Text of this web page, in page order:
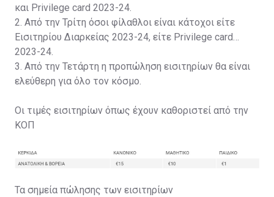
και Privilege card 2023-24.
2. Από την Τρίτη όσοι φίλαθλοι είναι κάτοχοι είτε
Εισιτηρίου Διαρκείας 2023-24, είτε Privilege card
2023-24.
3. Από την Τετάρτη η προπώληση εισιτηρίων θα είναι
ελεύθερη για όλο τον κόσμο.
Οι τιμές εισιτηρίων όπως έχουν καθοριστεί από την
ΚΟΠ
Τα σημεία πώλησης των εισιτηρίων